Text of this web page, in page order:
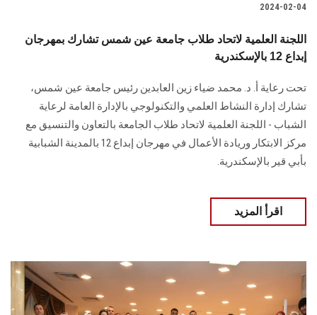
2024-02-04
اللجنة العلمية لاتحاد طلاب جامعة عين شمس تشارك بمهرجان
إبداع 12 بالإسكندرية
تحت رعاية أ. د. محمد ضياء زين العابدين رئيس جامعة عين شمس،
تشارك إدارة النشاط العلمي والتكنولوجي بالإدارة العامة لرعاية
الشباب - اللجنة العلمية لاتحاد طلاب الجامعة بالتعاون والتنسيق مع
مركز الابتكار وريادة الأعمال في مهرجان إبداع 12 بالمدينة الشبابية
بأبي قير بالإسكندرية.
اقرأ المزيد